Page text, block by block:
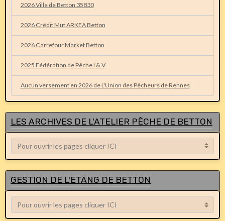
2026 Ville de Betton 35830
2026 Crédit Mut ARKEA Betton
2026 Carrefour Market Betton
2025 Fédération de Pêche I & V
Aucun versement en 2026 de L'Union des Pêcheurs de Rennes
LES ARCHIVES DE L'ATELIER PÊCHE DE BETTON
GESTION DE L'ETANG DE BETTON